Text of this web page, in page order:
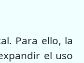
Para ello, la
el uso